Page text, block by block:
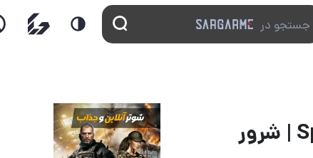
خلاصه داستان فیلم Spider-Man: Brand New Day | شرور